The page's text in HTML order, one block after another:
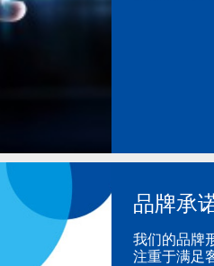
品牌承
我们的品牌
注重于满足